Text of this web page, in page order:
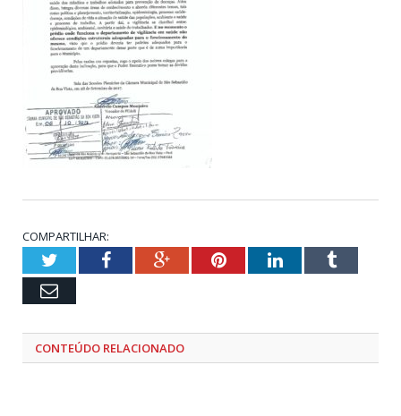
COMPARTILHAR:
TwitterFacebookGoogle+PinterestLinkedInTumblr
Email
CONTEÚDO RELACIONADO